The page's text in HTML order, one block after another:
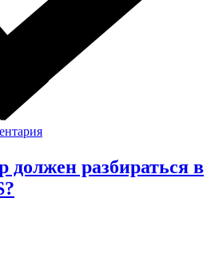
должен разбираться в